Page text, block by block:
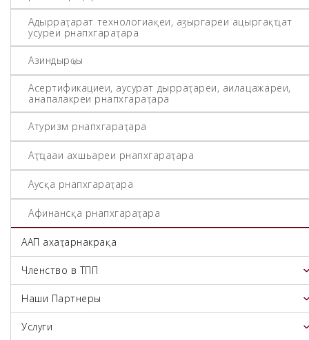
Адырраҭаратә технологиақәеи, аӡыргареи ацәыргақәҵатә
усуреи рнапхгараҭара
Азиндырҩы
Асертификациеи, аусуратә дырраҭареи, аилацәажәареи,
анапалакреи рнапхгараҭара
Атуризм рнапхгараҭара
Аҭҵааи ахәшьареи рнапхгараҭара
Аусқәа рнапхгараҭара
Афинансқәа рнапхгараҭара
ААП ахаҭарнакрақәа
Членство в ТПП
Наши Партнеры
Услуги